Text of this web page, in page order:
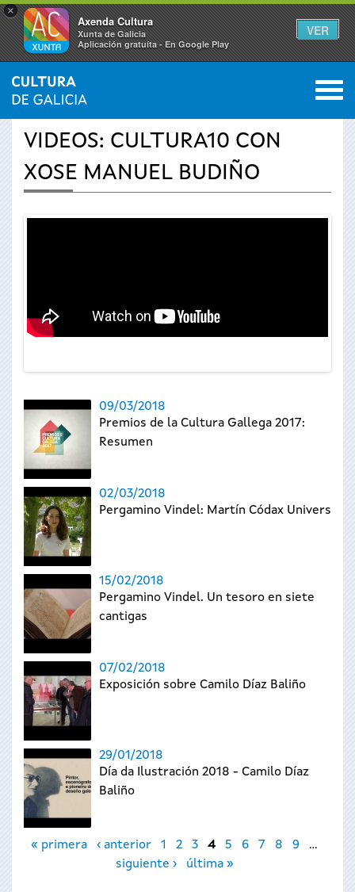
×
Axenda Cultura
Xunta de Galicia
Aplicación gratuíta - En Google Play
VER
Se
usted
INICIO › ACTUALIDAD 0
VIDEOS: CULTURA10 CON
XOSE MANUEL BUDIÑO
09/03/2018
Premios de la Cultura Gallega 2017:
Resumen
02/03/2018
Pergamino Vindel: Martín Códax Universal
15/02/2018
Pergamino Vindel. Un tesoro en siete
cantigas
07/02/2018
Exposición sobre Camilo Díaz Baliño
29/01/2018
Día da Ilustración 2018 - Camilo Díaz
Baliño
Páginas
« primera ‹ anterior 1 2 3 4 5 6 7 8 9
…
siguiente ›
última »